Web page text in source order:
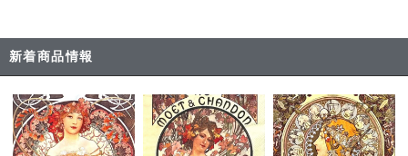
新着商品情報